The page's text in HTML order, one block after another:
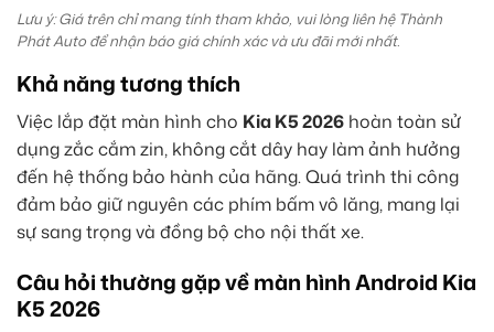
Lưu ý: Giá trên chỉ mang tính tham khảo, vui lòng liên hệ Thành
Phát Auto để nhận báo giá chính xác và ưu đãi mới nhất.
Khả năng tương thích
Việc lắp đặt màn hình cho Kia K5 2026 hoàn toàn sử
dụng zắc cắm zin, không cắt dây hay làm ảnh hưởng
đến hệ thống bảo hành của hãng. Quá trình thi công
đảm bảo giữ nguyên các phím bấm vô lăng, mang lại
sự sang trọng và đồng bộ cho nội thất xe.
Câu hỏi thường gặp về màn hình Android Kia
K5 2026